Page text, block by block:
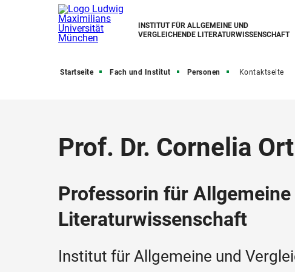
INSTITUT FÜR ALLGEMEINE UND
VERGLEICHENDE LITERATURWISSENSCHAFT
Startseite Fach und Institut Personen Kontaktseite
Prof. Dr. Cornelia
Professorin für
Literaturwissenschaft
Institut für Allgemeine und